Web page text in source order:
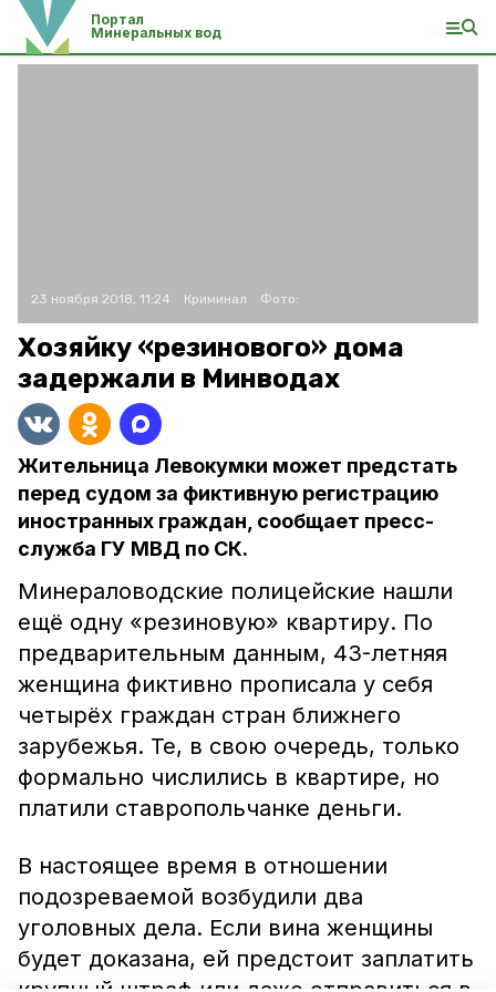
Портал
Минеральных вод
23 ноября 2018, 11:24 Криминал Фото:
Хозяйку «резинового» дома
задержали в Минводах
Жительница Левокумки может предстать
перед судом за фиктивную регистрацию
иностранных граждан, сообщает пресс-
служба ГУ МВД по СК.
Минераловодские полицейские нашли
ещё одну «резиновую» квартиру. По
предварительным данным, 43-летняя
женщина фиктивно прописала у себя
четырёх граждан стран ближнего
зарубежья. Те, в свою очередь, только
формально числились в квартире, но
платили ставропольчанке деньги.
В настоящее время в отношении
подозреваемой возбудили два
уголовных дела. Если вина женщины
будет доказана, ей предстоит заплатить